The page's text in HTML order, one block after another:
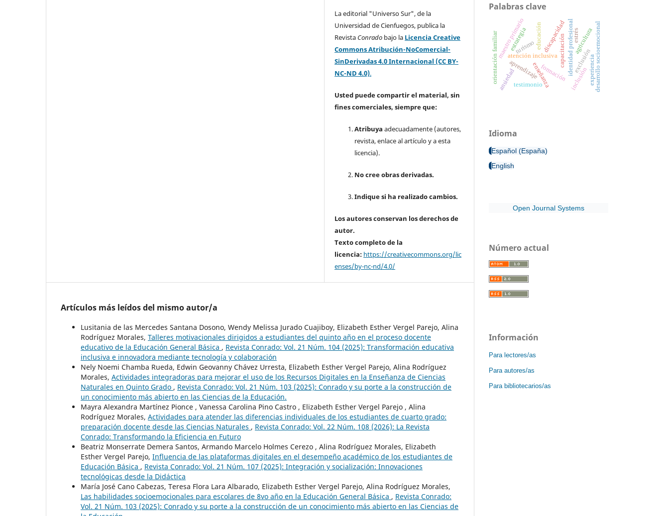
La editorial "Universo Sur", de la
Universidad de Cienfuegos, publica la
Revista Conrado bajo la Licencia Creative
Commons Atribución-NoComercial-
SinDerivadas 4.0 Internacional (CC BY-
NC-ND 4.0).
Usted puede compartir el material, sin
fines comerciales, siempre que:
Atribuya adecuadamente (autores,
revista, enlace al artículo y a esta
licencia).
No cree obras derivadas.
Indique si ha realizado cambios.
Los autores conservan los derechos de
autor.
Texto completo de la
licencia: https://creativecommons.org/lic
enses/by-nc-nd/4.0/
Artículos más leídos del mismo autor/a
Lusitania de las Mercedes Santana Dosono, Wendy Melissa Jurado Cuajiboy, Elizabeth Esther Vergel Parejo, Alina
Rodríguez Morales, Talleres motivacionales dirigidos a estudiantes del quinto año en el proceso docente
educativo de la Educación General Básica , Revista Conrado: Vol. 21 Núm. 104 (2025): Transformación educativa
inclusiva e innovadora mediante tecnología y colaboración
Nely Noemi Chamba Rueda, Edwin Geovanny Chávez Urresta, Elizabeth Esther Vergel Parejo, Alina Rodríguez
Morales, Actividades integradoras para mejorar el uso de los Recursos Digitales en la Enseñanza de Ciencias
Naturales en Quinto Grado , Revista Conrado: Vol. 21 Núm. 103 (2025): Conrado y su porte a la construcción de
un conocimiento más abierto en las Ciencias de la Educación.
Mayra Alexandra Martínez Pionce , Vanessa Carolina Pino Castro , Elizabeth Esther Vergel Parejo , Alina
Rodríguez Morales, Actividades para atender las diferencias individuales de los estudiantes de cuarto grado:
preparación docente desde las Ciencias Naturales , Revista Conrado: Vol. 22 Núm. 108 (2026): La Revista
Conrado: Transformando la Eficiencia en Futuro
Beatriz Monserrate Demera Santos, Armando Marcelo Holmes Cerezo , Alina Rodríguez Morales, Elizabeth
Esther Vergel Parejo, Influencia de las plataformas digitales en el desempeño académico de los estudiantes de
Educación Básica , Revista Conrado: Vol. 21 Núm. 107 (2025): Integración y socialización: Innovaciones
tecnológicas desde la Didáctica
María José Cano Cabezas, Teresa Flora Lara Albarado, Elizabeth Esther Vergel Parejo, Alina Rodríguez Morales,
Las habilidades socioemocionales para escolares de 8vo año en la Educación General Básica , Revista Conrado:
Vol. 21 Núm. 103 (2025): Conrado y su porte a la construcción de un conocimiento más abierto en las Ciencias de
Palabras clave
formación
atención inclusiva identidad profesional
enseñanza
aprendizaje inclusión
exclusión
discapacidad
capacitación estrés
ansiedad
maestro primario
orientación familiar agricultura
turismo desarrollo socioemocional
educación
estrategia
experiencia
testimonio
Idioma
Español (España)
English
Open Journal Systems
Número actual
Información
Para lectores/as
Para autores/as
Para bibliotecarios/as